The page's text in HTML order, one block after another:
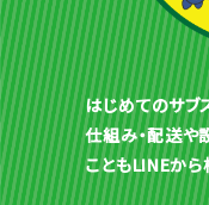
はじめてのサブ
仕組み・配送や
こともLINEから